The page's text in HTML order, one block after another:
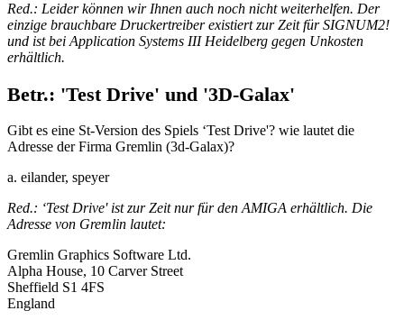
Red.: Leider können wir Ihnen auch noch nicht weiterhelfen. Der
einzige brauchbare Druckertreiber existiert zur Zeit für SIGNUM2!
und ist bei Application Systems III Heidelberg gegen Unkosten
erhältlich.
Betr.: 'Test Drive' und '3D-Galax'
Gibt es eine St-Version des Spiels ‘Test Drive'? wie lautet die
Adresse der Firma Gremlin (3d-Galax)?
a. eilander, speyer
Red.: ‘Test Drive' ist zur Zeit nur für den AMIGA erhältlich. Die
Adresse von Gremlin lautet:
Gremlin Graphics Software Ltd.
Alpha House, 10 Carver Street
Sheffield S1 4FS
England